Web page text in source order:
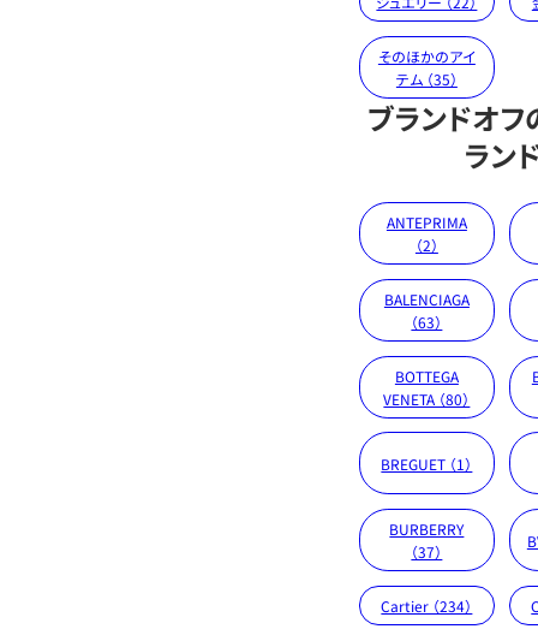
そのほかのアイ
テム （35）
ブランドオ
ラン
ANTEPRIMA
（2）
BALENCIAGA
（63）
BOTTEGA
VENETA （80）
BREGUET （1）
BURBERRY
（37）
Cartier （234）